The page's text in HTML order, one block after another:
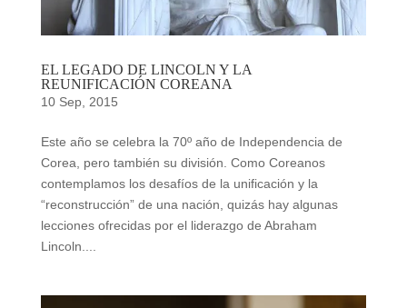
EL LEGADO DE LINCOLN Y LA
REUNIFICACIÓN COREANA
10 Sep, 2015
Este año se celebra la 70º año de Independencia de
Corea, pero también su división. Como Coreanos
contemplamos los desafíos de la unificación y la
“reconstrucción” de una nación, quizás hay algunas
lecciones ofrecidas por el liderazgo de Abraham
Lincoln....